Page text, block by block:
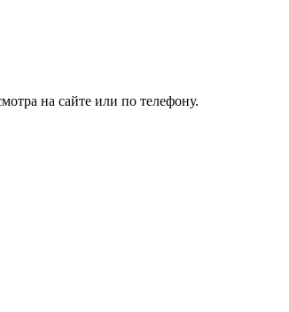
на сайте или по телефону.